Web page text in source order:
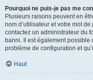
Pourquoi ne puis-je pas me
Plusieurs raisons peuvent en
nom d’utilisateur et votre mot
contactez un administrateur du
banni. Il est également possible
problème de configuration et
Haut